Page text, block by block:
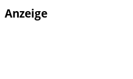
Anzeige